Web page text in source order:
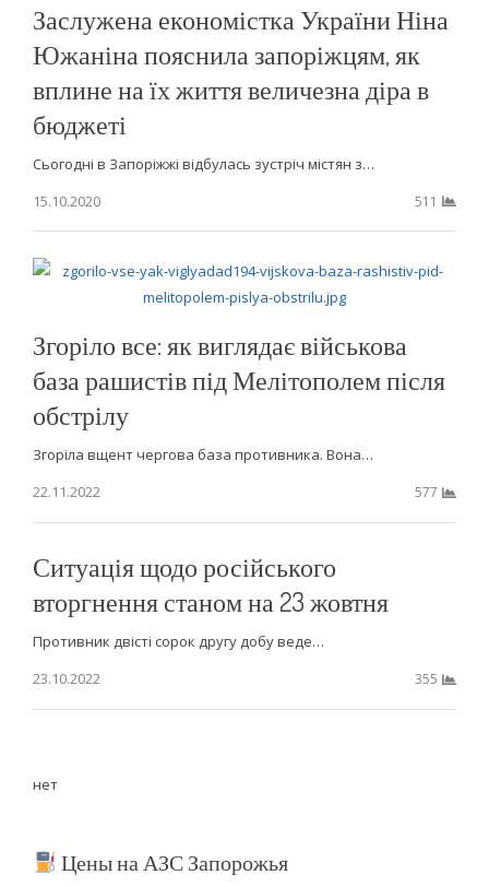
Заслужена економістка України Ніна
Южаніна пояснила запоріжцям, як
вплине на їх життя величезна діра в
бюджеті
Сьогодні в Запоріжжі відбулась зустріч містян з…
15.10.2020
511
Згоріло все: як виглядає військова
база рашистів під Мелітополем після
обстрілу
Згоріла вщент чергова база противника. Вона…
22.11.2022
577
​​Ситуація щодо російського
вторгнення станом на 23 жовтня
Противник двісті сорок другу добу веде…
23.10.2022
355
нет
Цены на АЗС Запорожья